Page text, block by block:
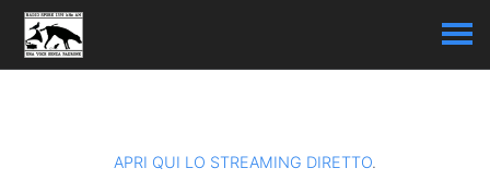
APRI QUI LO STREAMING DIRETTO.